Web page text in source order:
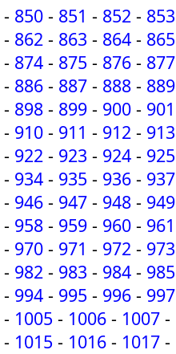
- 850 - 851 - 852 - 853
- 862 - 863 - 864 - 865
- 874 - 875 - 876 - 877
- 886 - 887 - 888 - 889
- 898 - 899 - 900 - 901
- 910 - 911 - 912 - 913
- 922 - 923 - 924 - 925
- 934 - 935 - 936 - 937
- 946 - 947 - 948 - 949
- 958 - 959 - 960 - 961
- 970 - 971 - 972 - 973
- 982 - 983 - 984 - 985
- 994 - 995 - 996 - 997
- 1005 - 1006 - 1007 -
- 1015 - 1016 - 1017 -